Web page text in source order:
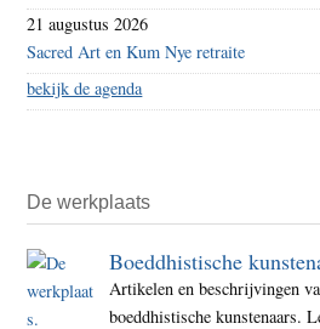
21 augustus 2026
Sacred Art en Kum Nye retraite
bekijk de agenda
De werkplaats
Boeddhistische
Artikelen en beschrijvingen
boeddhistische kunstenaars.